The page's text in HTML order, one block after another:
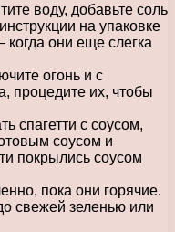
воду, добавьте соль
на упаковке
они еще слегка
огонь и с
процедите их, чтобы
спагетти с соусом,
соусом и
покрылись соусом
пока они горячие.
свежей зеленью или